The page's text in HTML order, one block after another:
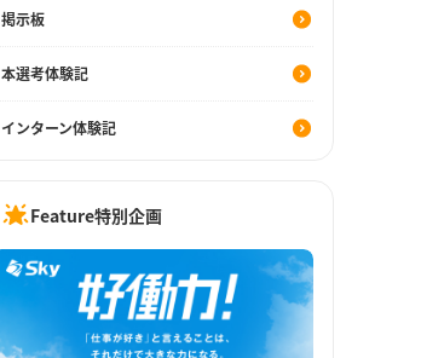
掲示板
本選考体験記
インターン体験記
Feature特別企画